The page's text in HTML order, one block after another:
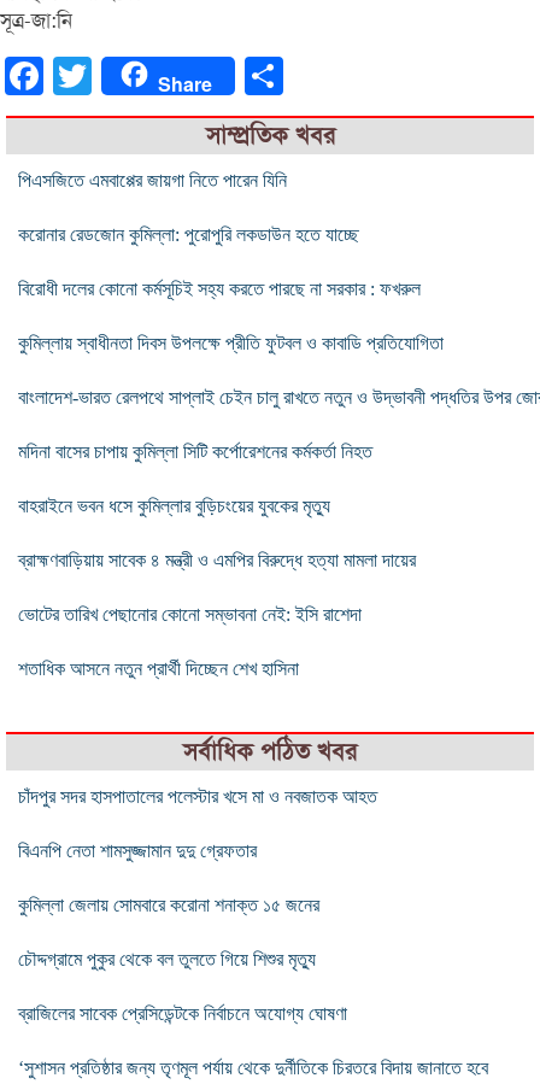
সূত্র-জা:নি
FacebookTwitter Share
সাম্প্রতিক খবর
পিএসজিতে এমবাপ্পের জায়গা নিতে পারেন যিনি
করোনার রেডজোন কুমিল্লা: পুরোপুরি লকডাউন হতে যাচ্ছে
বিরোধী দলের কোনো কর্মসূচিই সহ্য করতে পারছে না সরকার : ফখরুল
কুমিল্লায় স্বাধীনতা দিবস উপলক্ষে প্রীতি ফুটবল ও কাবাডি প্রতিযোগিতা
বাংলাদেশ-ভারত রেলপথে সাপ্লাই চেইন চালু রাখতে নতুন ও উদ্ভাবনী পদ্ধতির উপর
মদিনা বাসের চাপায় কুমিল্লা সিটি কর্পোরেশনের কর্মকর্তা নিহত
বাহরাইনে ভবন ধসে কুমিল্লার বুড়িচংয়ের যুবকের মৃত্যু
ব্রাহ্মণবাড়িয়ায় সাবেক ৪ মন্ত্রী ও এমপির বিরুদ্ধে হত্যা মামলা দায়ের
ভোটের তারিখ পেছানোর কোনো সম্ভাবনা নেই: ইসি রাশেদা
শতাধিক আসনে নতুন প্রার্থী দিচ্ছেন শেখ হাসিনা
সর্বাধিক পঠিত খবর
চাঁদপুর সদর হাসপাতালের পলেস্টার খসে মা ও নবজাতক আহত
বিএনপি নেতা শামসুজ্জামান দুদু গ্রেফতার
কুমিল্লা জেলায় সোমবারে করোনা শনাক্ত ১৫ জনের
চৌদ্দগ্রামে পুকুর থেকে বল তুলতে গিয়ে শিশুর মৃত্যু
ব্রাজিলের সাবেক প্রেসিডেন্টকে নির্বাচনে অযোগ্য ঘোষণা
‘সুশাসন প্রতিষ্ঠার জন্য তৃণমূল পর্যায় থেকে দুর্নীতিকে চিরতরে বিদায় জানাতে হবে